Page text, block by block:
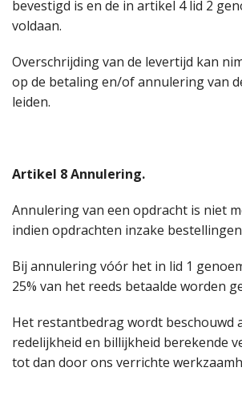
bevestigd is en de in artikel 4 lid 2
voldaan.
Overschrijding van de levertijd kan
op de betaling en/of annulering van
leiden.
Artikel 8 Annulering.
Annulering van een opdracht is niet
indien opdrachten inzake
Bij annulering vóór het in lid 1
25% van het reeds betaalde worden
Het restantbedrag wordt beschouwd
redelijkheid en billijkheid berekende
tot dan door ons verrichte